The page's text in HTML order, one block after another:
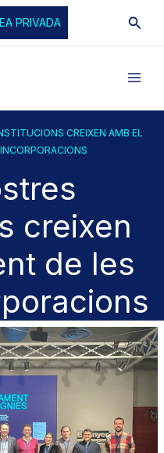
PRIVADA
CREIXEN AMB EL
creixen
de les